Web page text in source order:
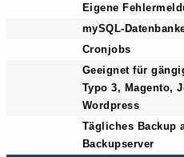
Eigene
mySQL-
Cronjobs
Geeignet für
Typo 3, Magento,
Wordpress
Tägliches Backup
Backupserver